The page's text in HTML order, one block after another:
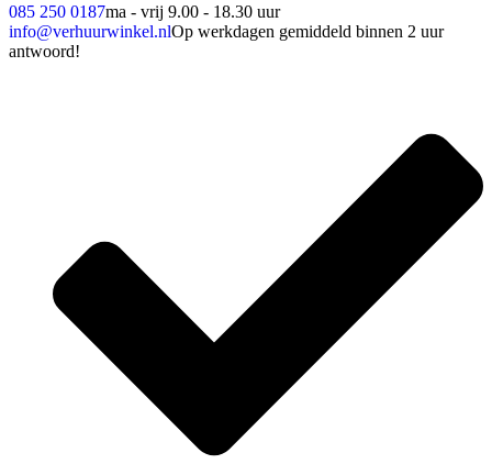
085 250 0187ma - vrij 9.00 - 18.30 uur
info@verhuurwinkel.nlOp werkdagen gemiddeld binnen 2 uur
antwoord!